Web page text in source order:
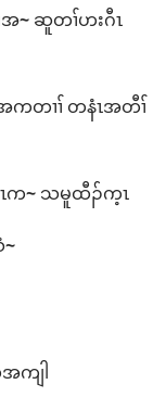
အ~ဆူ​တၢ်​ဟးဂီၤ​
အ​ကတၢၢ် တနံၤ​အ​တီၢ်
က~သမူထီၣ်​က့ၤ
~
ျါ